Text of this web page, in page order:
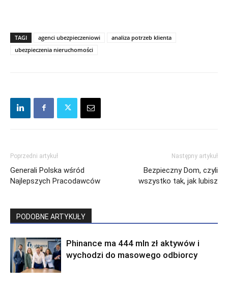
TAGI agenci ubezpieczeniowi
analiza potrzeb klienta
ubezpieczenia nieruchomości
Poprzedni artykuł
Generali Polska wśród
Najlepszych Pracodawców
Następny artykuł
Bezpieczny Dom, czyli
wszystko tak, jak lubisz
PODOBNE ARTYKUŁY
Phinance ma 444 mln zł aktywów i
wychodzi do masowego odbiorcy